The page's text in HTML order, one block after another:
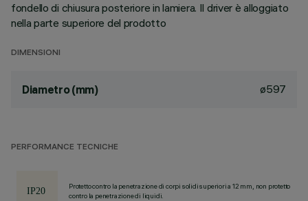
fondello di chiusura posteriore in lamiera. Il driver è alloggiato
nella parte superiore del prodotto
DIMENSIONI
Diametro (mm) ø597
PERFORMANCE TECNICHE
Protetto contro la penetrazione di corpi solidi superiori a 12 mm, non protetto
contro la penetrazione di liquidi.